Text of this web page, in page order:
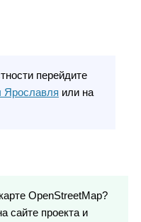
перейдите
Ярославля или на
OpenStreetMap?
сайте проекта и